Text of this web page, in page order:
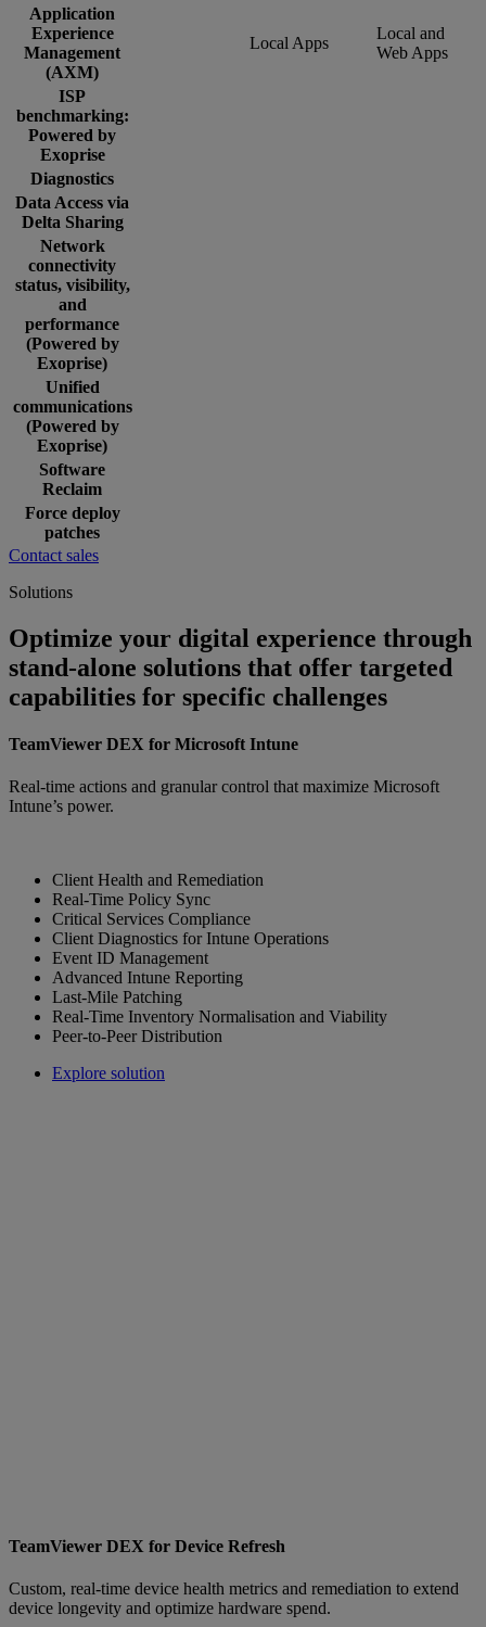
Application
Experience
Management
(AXM)
Local Apps
Local and
Web Apps
ISP
benchmarking:
Powered by
Exoprise
Diagnostics
Data Access via
Delta Sharing
Network
connectivity
status, visibility,
and
performance
(Powered by
Exoprise)
Unified
communications
(Powered by
Exoprise)
Software
Reclaim
Force deploy
patches
Contact sales
Solutions
Optimize your digital experience through
stand-alone solutions that offer targeted
capabilities for specific challenges
TeamViewer DEX for Microsoft Intune
Real-time actions and granular control that maximize Microsoft
Intune’s power.
Client Health and Remediation
Real-Time Policy Sync
Critical Services Compliance
Client Diagnostics for Intune Operations
Event ID Management
Advanced Intune Reporting
Last-Mile Patching
Real-Time Inventory Normalisation and Viability
Peer-to-Peer Distribution
Explore solution
TeamViewer DEX for Device Refresh
Custom, real-time device health metrics and remediation to extend
device longevity and optimize hardware spend.